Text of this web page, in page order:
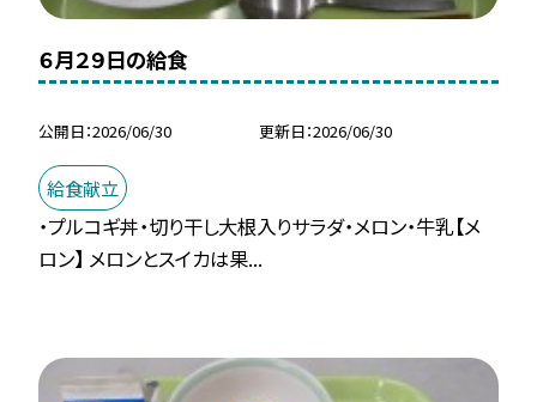
６月２９日の給食
公開日 2026/06/30 更新日 2026/06/30
給食献立
・プルコギ丼・切り干し大根入りサラダ・メロン・牛乳【メ
ロン】 メロンとスイカは果...